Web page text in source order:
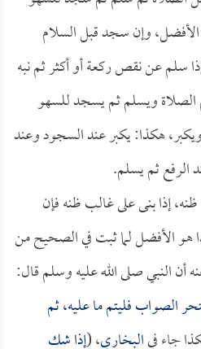
وإن سجد قبل السلام
سلم عن نقص ركعة أو أكثر ثم نبه
الصلاة ويسلم ثم يسجد للسهو
هكذا: يكبر عند السجود وعند
الرفع ثم يسلم.
إذا بنى على غالب ظنه فإن
هو الأفضل لما ثبت في الصحيح من
أن النبي صلى الله عليه وسلم قال:
الصواب فليتم ما عليه، ثم
جاء فيالبخاري، (إذا شك